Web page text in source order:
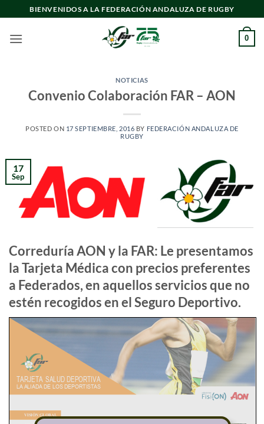
al
contenido
BIENVENIDOS A LA FEDERACIÓN ANDALUZA DE RUGBY
0
NOTICIAS
Convenio Colaboración FAR – AON
POSTED ON 17 SEPTIEMBRE, 2016 BY FEDERACIÓN ANDALUZA DE
RUGBY
17
Sep
Correduría AON y la FAR: Le presentamos
la Tarjeta Médica con precios preferentes
a Federados, en aquellos servicios que no
estén recogidos en el Seguro Deportivo.